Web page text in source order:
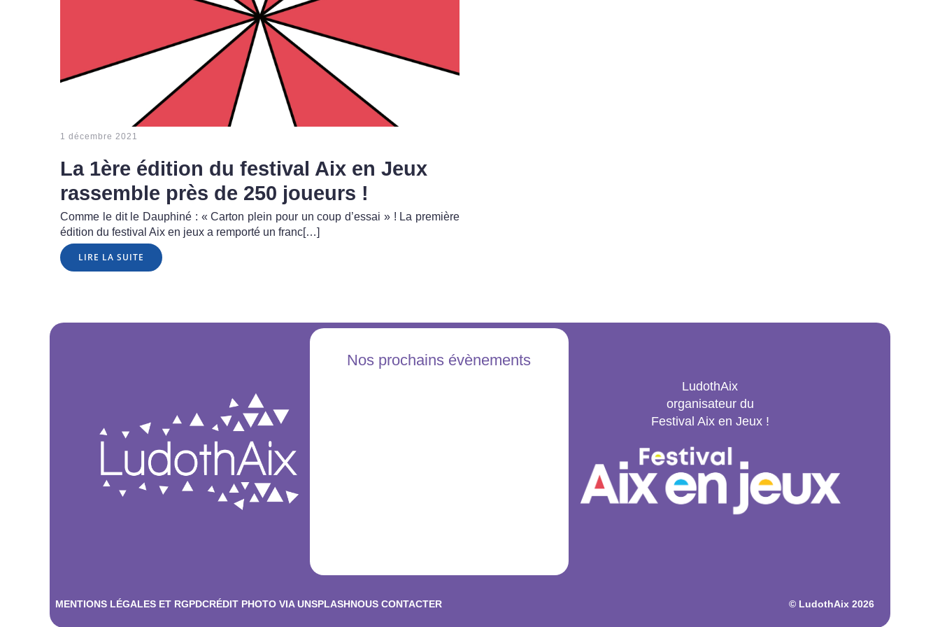
1 décembre 2021
La 1ère édition du festival Aix en Jeux
rassemble près de 250 joueurs !
Comme le dit le Dauphiné : « Carton plein pour un coup d’essai » ! La première
édition du festival Aix en jeux a remporté un franc[…]
LIRE LA SUITE
Nos prochains évènements
LudothAix
organisateur du
Festival Aix en Jeux !
MENTIONS LÉGALES ET RGPDCRÉDIT PHOTO VIA UNSPLASHNOUS CONTACTER © LudothAix 2026